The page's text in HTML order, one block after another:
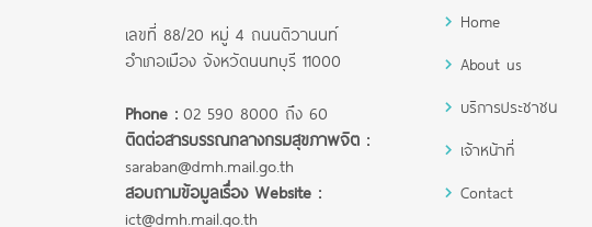
เลขที่ 88/20 หมู่ 4 ถนนติวานนท์
อำเภอเมือง จังหวัดนนทบุรี 11000
Phone :02 590 8000 ถึง 60
ติดต่อสารบรรณกลางกรมสุขภาพจิต :
saraban@dmh.mail.go.th
สอบถามข้อมูลเรื่อง Website :
ict@dmh.mail.go.th
Home
About us
บริการประชาชน
เจ้าหน้าที่
Contact